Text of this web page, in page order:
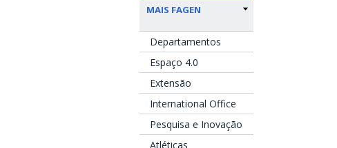
MAIS FAGEN
Departamentos
Espaço 4.0
Extensão
International Office
Pesquisa e Inovação
Atléticas